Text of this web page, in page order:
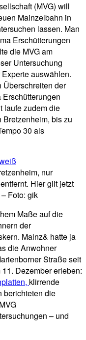
(MVG) will
Mainzelbahn in
lassen. Man
Erschütterungen
die MVG am
Untersuchung
auswählen.
Überschreiten der
laufe zudem die
bis zu
30 als
nur
Hier gilt jetzt
Foto: gik
Maße auf die
der
Mainz& hatte ja
die Anwohner
Straße seit
Dezember erleben:
klirrende
berichteten die
– und